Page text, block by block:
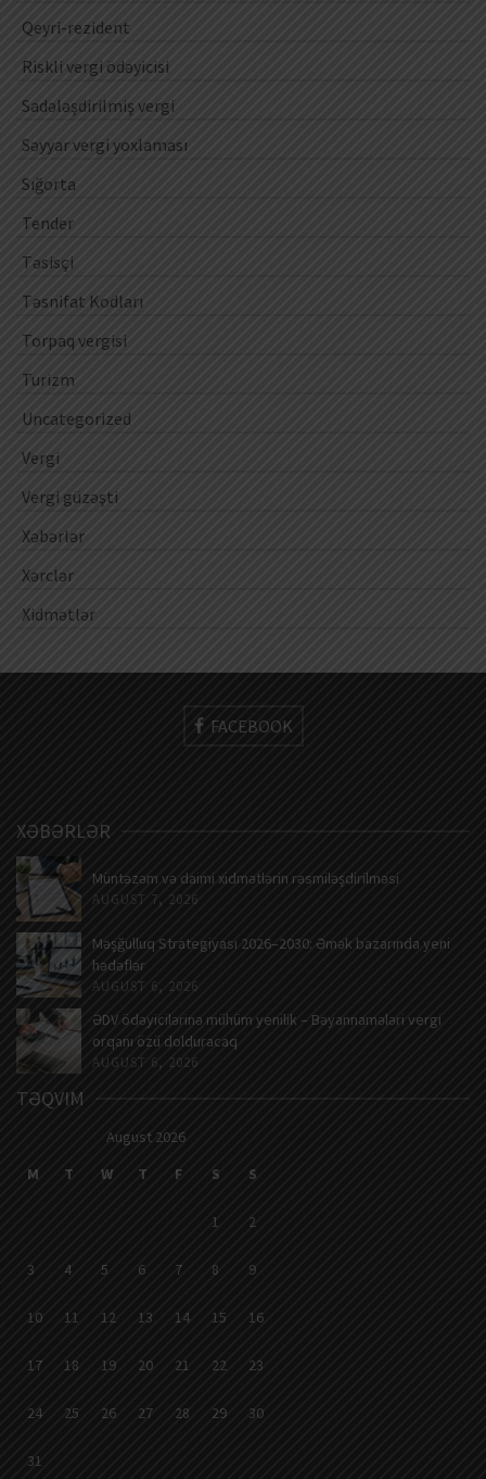
Qeyri-rezident
Riskli vergi ödəyicisi
Sadələşdirilmiş vergi
Səyyar vergi yoxlaması
Sığorta
Tender
Təsisçi
Təsnifat Kodları
Torpaq vergisi
Turizm
Uncategorized
Vergi
Vergi güzəşti
Xəbərlər
Xərclər
Xidmətlər
FACEBOOK
XƏBƏRLƏR
Müntəzəm və daimi xidmətlərin rəsmiləşdirilməsi
AUGUST 7, 2026
Məşğulluq Strategiyası 2026–2030: Əmək bazarında yeni
hədəflər
AUGUST 6, 2026
ƏDV ödəyicilərinə mühüm yenilik – Bəyannamələri vergi
orqanı özü dolduracaq
AUGUST 6, 2026
TƏQVIM
August 2026
M
T W T F S S
1 2
3 4 5 6 7 8 9
10 11 12 13 14 15 16
17 18 19 20 21 22 23
24 25 26 27 28 29 30
31